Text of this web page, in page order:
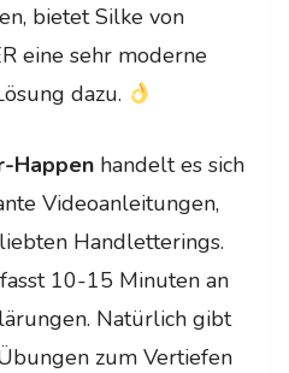
bietet Silke von
eine sehr moderne
dazu.
Happen handelt es sich
Videoanleitungen,
Handletterings.
10-15 Minuten an
Natürlich gibt
zum Vertiefen